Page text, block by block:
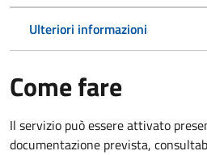
Ulteriori informazioni
Come fare
Il servizio può essere attivato
documentazione prevista,